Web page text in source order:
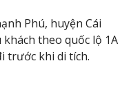
Phú, huyện Cái
theo quốc lộ 1A
trước khi di tích.